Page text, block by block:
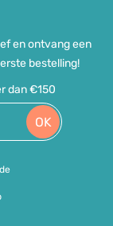
en ontvang een
bestelling!
dan €150
OK